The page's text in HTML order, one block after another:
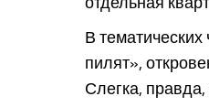
В
пилят»,
Слегка,